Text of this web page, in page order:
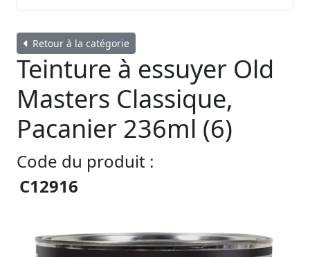
Retour à la catégorie
Teinture à essuyer Old
Masters Classique,
Pacanier 236ml (6)
Code du produit :
C12916